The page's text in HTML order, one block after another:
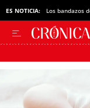
ES NOTICIA: Los bandazos